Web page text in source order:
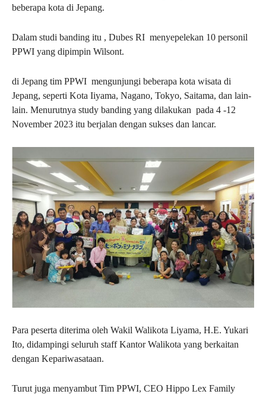
beberapa kota di Jepang.
Dalam studi banding itu , Dubes RI menyepelekan 10 personil
PPWI yang dipimpin Wilsont.
di Jepang tim PPWI mengunjungi beberapa kota wisata di
Jepang, seperti Kota Iiyama, Nagano, Tokyo, Saitama, dan lain-
lain. Menurutnya study banding yang dilakukan pada 4 -12
November 2023 itu berjalan dengan sukses dan lancar.
Para peserta diterima oleh Wakil Walikota Liyama, H.E. Yukari
Ito, didampingi seluruh staff Kantor Walikota yang berkaitan
dengan Kepariwasataan.
Turut juga menyambut Tim PPWI, CEO Hippo Lex Family